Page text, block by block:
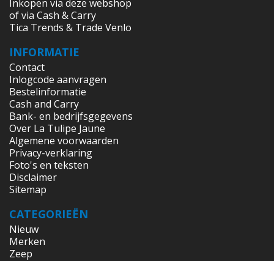
Inkopen via deze webshop
of via Cash & Carry
Tica Trends & Trade Venlo
INFORMATIE
Contact
Inlogcode aanvragen
Bestelinformatie
Cash and Carry
Bank- en bedrijfsgegevens
Over La Tulipe Jaune
Algemene voorwaarden
Privacy-verklaring
Foto's en teksten
Disclaimer
Sitemap
CATEGORIEËN
Nieuw
Merken
Zeep